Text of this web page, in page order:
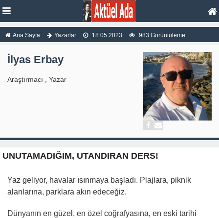
Ana Sayfa Yazarlar 18.05.2023 983 Görüntüleme
İlyas Erbay
Araştırmacı , Yazar
UNUTAMADIĞIM, UTANDIRAN DERS!
Yaz geliyor, havalar ısınmaya başladı. Plajlara, piknik
alanlarına, parklara akın edeceğiz.
Dünyanın en güzel, en özel coğrafyasına, en eski tarihi